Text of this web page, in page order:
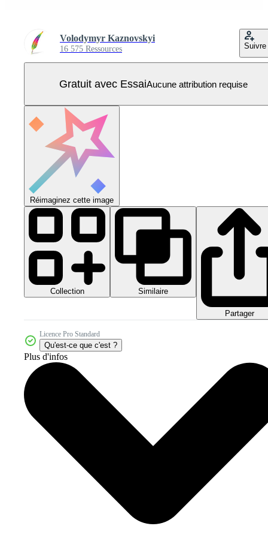
Volodymyr Kaznovskyi
16 575 Ressources Suivre
Gratuit avec EssaiAucune attribution requise
Réimaginez cette image
Collection Similaire
Partager
Licence Pro Standard
Qu'est-ce que c'est ?
Plus d'infos